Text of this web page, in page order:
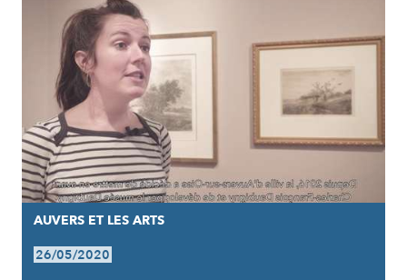
AUVERS ET LES ARTS
26/05/2020